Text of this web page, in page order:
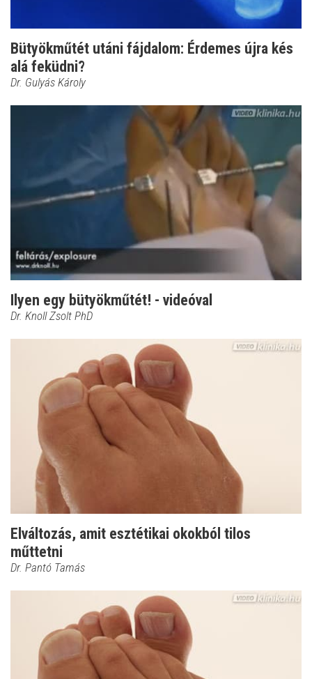
Bütyökműtét utáni fájdalom: Érdemes újra kés
alá feküdni?
Dr. Gulyás Károly
Ilyen egy bütyökműtét! - videóval
Dr. Knoll Zsolt PhD
Elváltozás, amit esztétikai okokból tilos
műttetni
Dr. Pantó Tamás